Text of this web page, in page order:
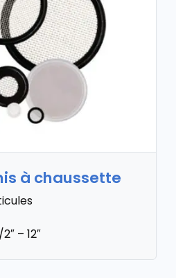
à chaussette
– 12″